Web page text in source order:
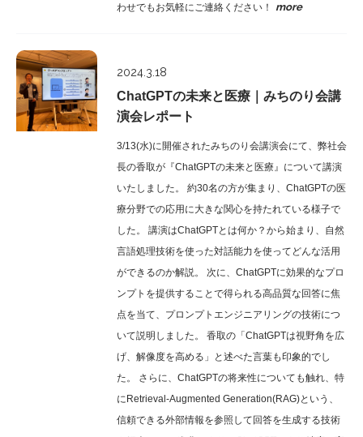
わせでもお気軽にご連絡ください！
more
2024.3.18
ChatGPTの未来と医療｜みちのり会講
演会レポート
3/13(水)に開催されたみちのり会講演会にて、弊社会
長の香取が『ChatGPTの未来と医療』について講演
いたしました。 約30名の方が集まり、ChatGPTの医
療分野での応用に大きな関心を持たれている様子で
した。 講演はChatGPTとは何か？から始まり、自然
言語処理技術を使った対話能力を使ってどんな活用
ができるのか解説。 次に、ChatGPTに効果的なプロ
ンプトを提供することで得られる高品質な回答に焦
点を当て、プロンプトエンジニアリングの技術につ
いて説明しました。 香取の「ChatGPTは視野角を広
げ、解像度を高める」と述べた言葉も印象的でし
た。 さらに、ChatGPTの将来性についても触れ、特
にRetrieval-Augmented Generation(RAG)という、
信頼できる外部情報を参照して回答を生成する技術